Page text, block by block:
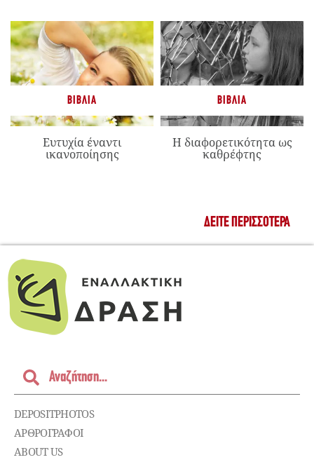
ΒΙΒΛΊΑ
Ευτυχία έναντι
ικανοποίησης
ΒΙΒΛΊΑ
Η διαφορετικότητα ως
καθρέφτης
ΔΕΊΤΕ ΠΕΡΙΣΣΌΤΕΡΑ
DEPOSITPHOTOS
ΑΡΘΡΟΓΡΑΦΟΙ
ABOUT US